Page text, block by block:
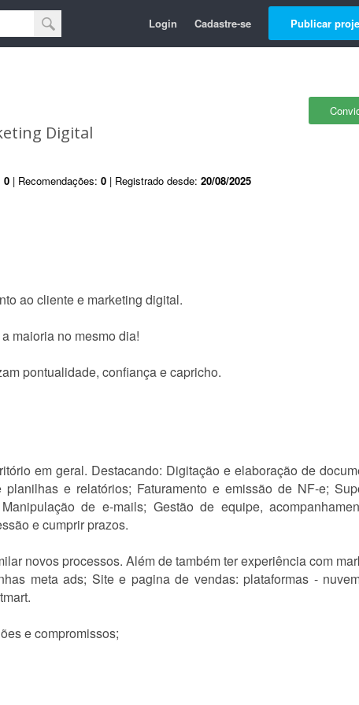
Login Cadastre-se Publicar
Digital
0 | Recomendações: 0 | Registrado desde: 20/08/2025
ao cliente e marketing digital.
maioria no mesmo dia!
pontualidade, confiança e capricho.
em geral. Destacando: Digitação e elaboração de
e relatórios; Faturamento e emissão de NF-e;
de e-mails; Gestão de equipe,
e cumprir prazos.
novos processos. Além de também ter experiência com
meta ads; Site e pagina de vendas: plataformas -
e compromissos;